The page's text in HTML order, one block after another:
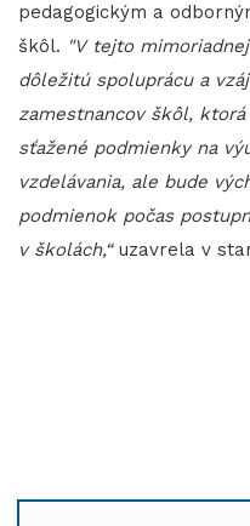
pedagogickým a
škôl. "V tejto
dôležitú spoluprácu a
zamestnancov škôl,
sťažené podmienky na
vzdelávania, ale bude
podmienok počas
v školách,“uzavrela v